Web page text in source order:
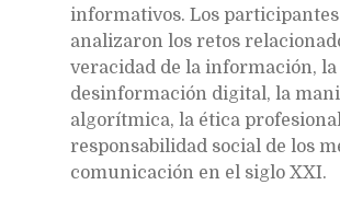
informativos. Los participantes
analizaron los retos
veracidad de la información, la
desinformación digital, la
algorítmica, la ética
responsabilidad social de los
comunicación en el siglo XXI.